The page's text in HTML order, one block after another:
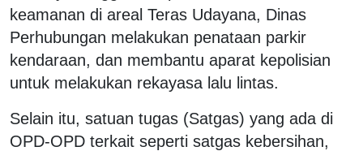
keamanan di areal Teras Udayana, Dinas
Perhubungan melakukan penataan parkir
kendaraan, dan membantu aparat kepolisian
untuk melakukan rekayasa lalu lintas.
Selain itu, satuan tugas (Satgas) yang ada di
OPD-OPD terkait seperti satgas kebersihan,